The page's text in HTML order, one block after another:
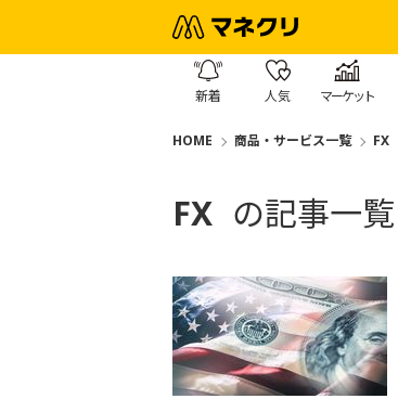
新着 人気 マーケット
HOME 商品・サービス一覧 FX
FX の記事一覧